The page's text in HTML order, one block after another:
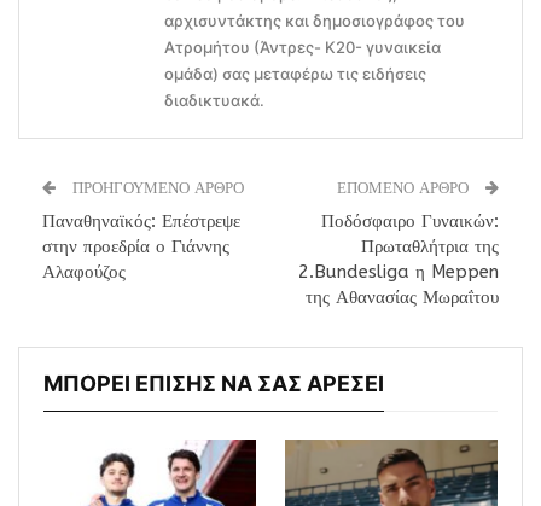
αρχισυντάκτης και δημοσιογράφος του
Ατρομήτου (Άντρες- Κ20- γυναικεία
ομάδα) σας μεταφέρω τις ειδήσεις
διαδικτυακά.
ΠΡΟΗΓΟΥΜΕΝΟ ΑΡΘΡΟ
Παναθηναϊκός: Επέστρεψε
στην προεδρία ο Γιάννης
Αλαφούζος
ΕΠΟΜΕΝΟ ΑΡΘΡΟ
Ποδόσφαιρο Γυναικών:
Πρωταθλήτρια της
2.Bundesliga η Meppen
της Αθανασίας Μωραΐτου
ΜΠΟΡΕΙ ΕΠΙΣΗΣ ΝΑ ΣΑΣ ΑΡΕΣΕΙ